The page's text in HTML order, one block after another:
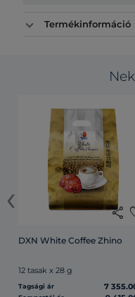
Termékinformáció
share
DXN White Coffee Zhino
12 tasak x 28 g
Tagsági ár 7
‹